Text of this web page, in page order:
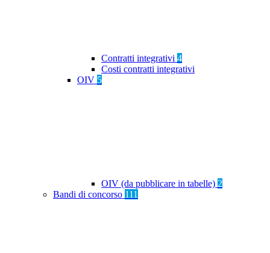
Contratti integrativi 4
Costi contratti integrativi
OIV 5
OIV (da pubblicare in tabelle) 2
Bandi di concorso 111